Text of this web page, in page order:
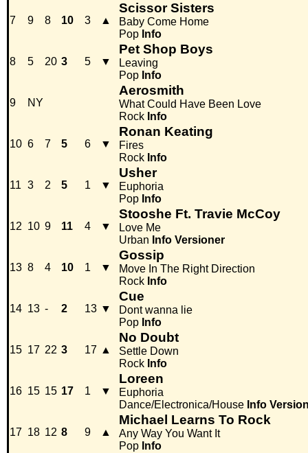
7 9 8 10 3 ▲
Scissor Sisters
Baby Come Home
Pop Info
8 5 20 3 5 ▼
Pet Shop Boys
Leaving
Pop Info
9 NY
Aerosmith
What Could Have Been Love
Rock Info
10 6 7 5 6 ▼
Ronan Keating
Fires
Rock Info
11 3 2 5 1 ▼
Usher
Euphoria
Pop Info
12 10 9 11 4 ▼
Stooshe Ft. Travie McCoy
Love Me
Urban Info Versioner
13 8 4 10 1 ▼
Gossip
Move In The Right Direction
Rock Info
14 13 - 2 13 ▼
Cue
Dont wanna lie
Pop Info
15 17 22 3 17 ▲
No Doubt
Settle Down
Rock Info
16 15 15 17 1 ▼
Loreen
Euphoria
Dance/Electronica/House Info
17 18 12 8 9 ▲
Michael Learns To Rock
Any Way You Want It
Pop Info